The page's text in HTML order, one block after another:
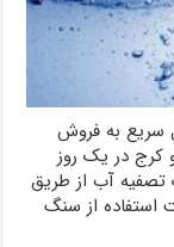
سریع به فروش
در یک روز
آب از طریق
استفاده از سنگ